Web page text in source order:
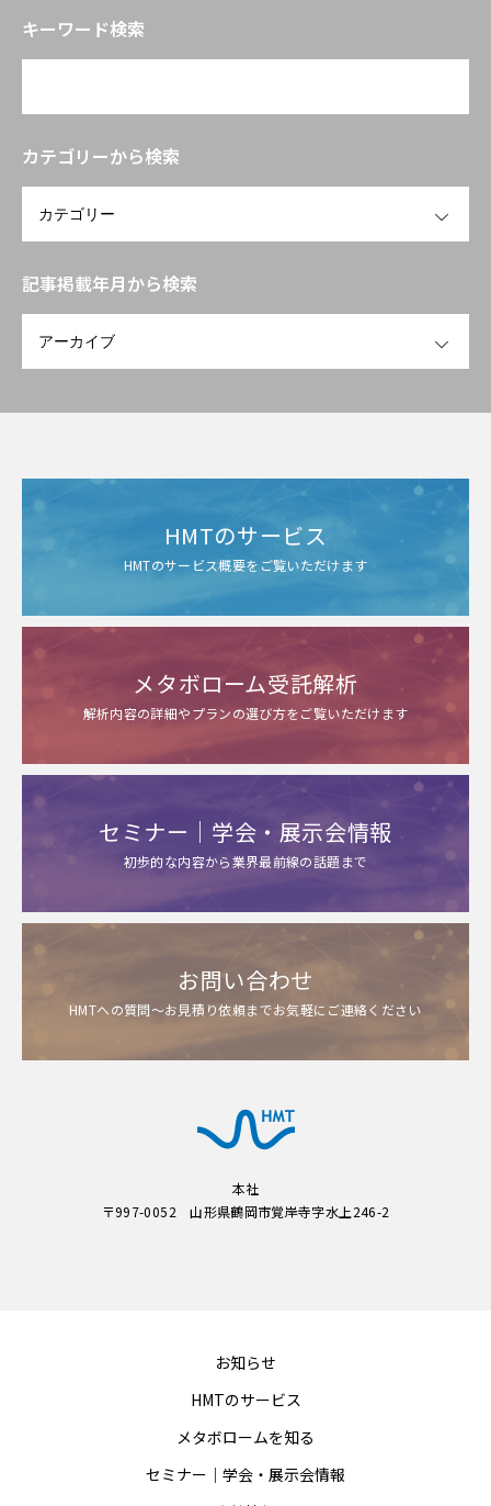
み立て方」
キーワード検索
カテゴリーから検索
OPEN
記事掲載年月から検索
OPEN
HMTのサービス
HMTのサービス概要をご覧いただけます
メタボローム受託解析
解析内容の詳細やプランの選び方をご覧いただけます
セミナー｜学会・展示会情報
初歩的な内容から業界最前線の話題まで
お問い合わせ
HMTへの質問～お見積り依頼までお気軽にご連絡ください
本社
〒997-0052 山形県鶴岡市覚岸寺字水上246-2
お知らせ
HMTのサービス
メタボロームを知る
セミナー｜学会・展示会情報